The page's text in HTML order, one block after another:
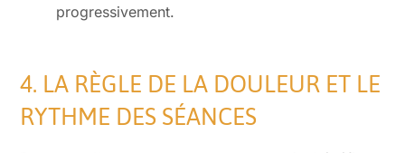
progressivement.
4. LA RÈGLE DE LA DOULEUR ET LE
RYTHME DES SÉANCES